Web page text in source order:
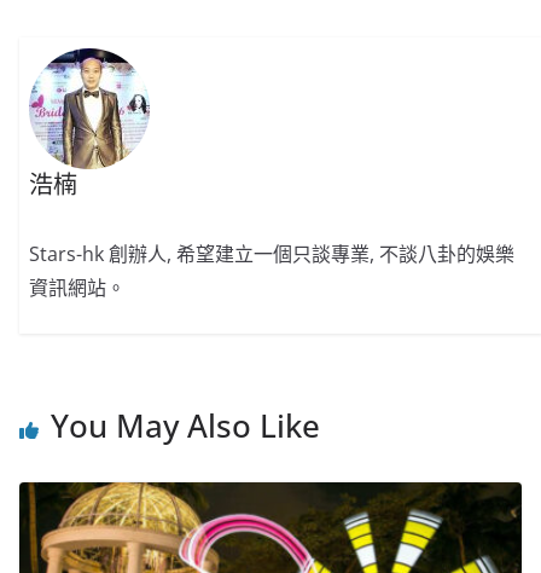
浩楠
Stars-hk 創辦人, 希望建立一個只談專業, 不談八卦的娛樂
資訊網站。
You May Also Like